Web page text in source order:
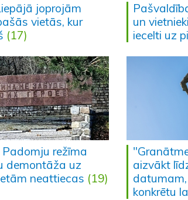
joprojām
vietās, kur
(17)
un
iecelti uz
Padomju režīma
demontāža uz
neattiecas (19)
aizvākt
konkrētu